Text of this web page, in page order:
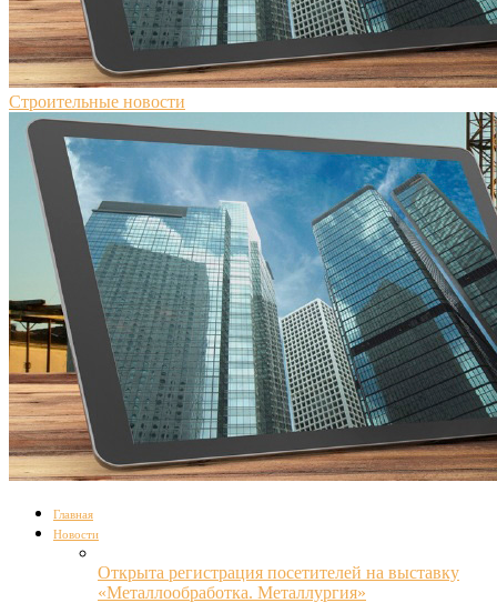
Строительные новости
Главная
Новости
Открыта регистрация посетителей на выставку
«Металлообработка. Металлургия»